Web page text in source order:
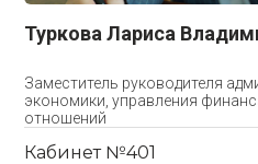
Туркова Лариса
Заместитель руководителя
экономики, управления
отношений
Кабинет №401